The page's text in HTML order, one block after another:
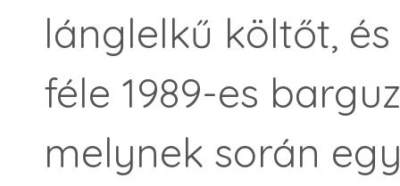
lánglelkű költőt,
féle 1989-es
melynek során